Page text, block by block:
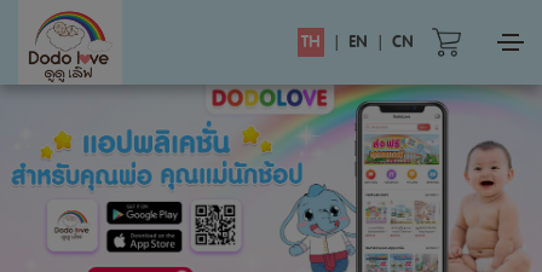
TH | EN | CN